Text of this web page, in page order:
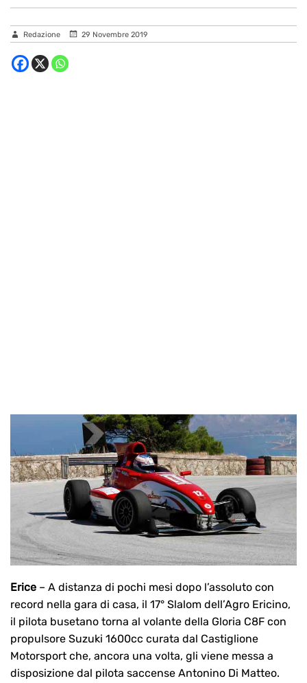
Redazione 29 Novembre 2019
Erice – A distanza di pochi mesi dopo l’assoluto con
record nella gara di casa, il 17° Slalom dell’Agro Ericino,
il pilota busetano torna al volante della Gloria C8F con
propulsore Suzuki 1600cc curata dal Castiglione
Motorsport che, ancora una volta, gli viene messa a
disposizione dal pilota saccense Antonino Di Matteo.